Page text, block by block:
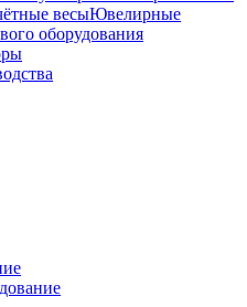
весыЮвелирные
оборудования